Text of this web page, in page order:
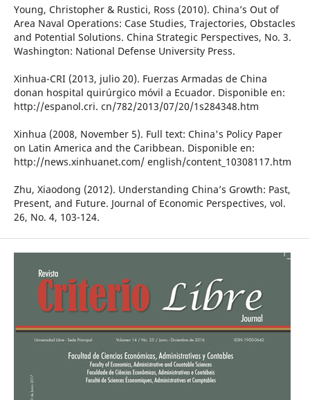
Young, Christopher & Rustici, Ross (2010). China’s Out of
Area Naval Operations: Case Studies, Trajectories, Obstacles
and Potential Solutions. China Strategic Perspectives, No. 3.
Washington: National Defense University Press.
Xinhua-CRI (2013, julio 20). Fuerzas Armadas de China
donan hospital quirúrgico móvil a Ecuador. Disponible en:
http://espanol.cri. cn/782/2013/07/20/1s284348.htm
Xinhua (2008, November 5). Full text: China's Policy Paper
on Latin America and the Caribbean. Disponible en:
http://news.xinhuanet.com/ english/content_10308117.htm
Zhu, Xiaodong (2012). Understanding China’s Growth: Past,
Present, and Future. Journal of Economic Perspectives, vol.
26, No. 4, 103-124.